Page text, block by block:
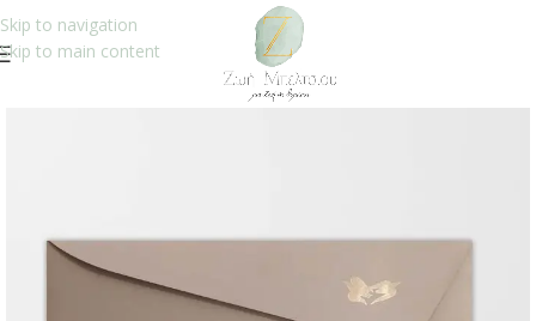
Skip to navigation
Skip to main content